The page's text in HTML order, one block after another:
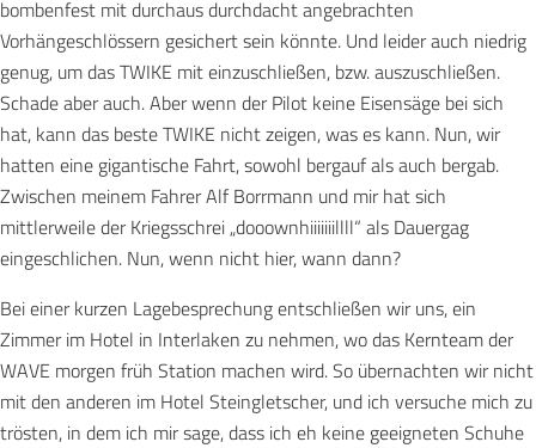
bombenfest mit durchaus durchdacht angebrachten
Vorhängeschlössern gesichert sein könnte. Und leider auch niedrig
genug, um das TWIKE mit einzuschließen, bzw. auszuschließen.
Schade aber auch. Aber wenn der Pilot keine Eisensäge bei sich
hat, kann das beste TWIKE nicht zeigen, was es kann. Nun, wir
hatten eine gigantische Fahrt, sowohl bergauf als auch bergab.
Zwischen meinem Fahrer Alf Borrmann und mir hat sich
mittlerweile der Kriegsschrei „dooownhiiiiiiillll“ als Dauergag
eingeschlichen. Nun, wenn nicht hier, wann dann?
Bei einer kurzen Lagebesprechung entschließen wir uns, ein
Zimmer im Hotel in Interlaken zu nehmen, wo das Kernteam der
WAVE morgen früh Station machen wird. So übernachten wir nicht
mit den anderen im Hotel Steingletscher, und ich versuche mich zu
trösten, in dem ich mir sage, dass ich eh keine geeigneten Schuhe